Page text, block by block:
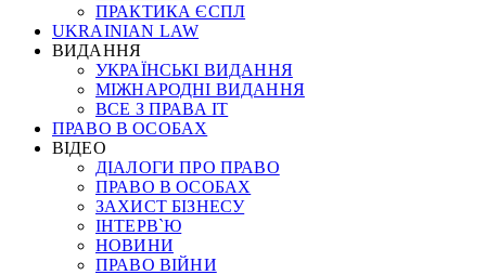
ПРАКТИКА ЄСПЛ
UKRAINIAN LAW
ВИДАННЯ
УКРАЇНСЬКІ ВИДАННЯ
МІЖНАРОДНІ ВИДАННЯ
ВСЕ З ПРАВА ІТ
ПРАВО В ОСОБАХ
ВІДЕО
ДІАЛОГИ ПРО ПРАВО
ПРАВО В ОСОБАХ
ЗАХИСТ БІЗНЕСУ
ІНТЕРВ`Ю
НОВИНИ
ПРАВО ВІЙНИ